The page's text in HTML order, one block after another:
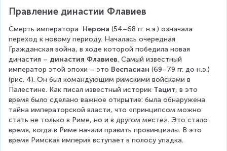
Правление династии Флавиев
Смерть императора Нерона (54–68 гг. н.э.) означала
переход к новому периоду. Началась очередная
Гражданская война, в ходе которой победила новая
династия – династия Флавиев. Самый известный
император этой эпохи – это Веспасиан (69–79 гг. до н.э.)
(рис. 4). Он был командующим римскими войсками в
Палестине. Как писал известный историк Тацит, в это
время было сделано важное открытие: была обнаружена
тайна императорской власти, что «принципсом можно
стать не только в Риме, но и в другом месте». Это стало
время, когда в Риме начали править провинциалы. В это
время Римская империя вступает в полосу упадка.